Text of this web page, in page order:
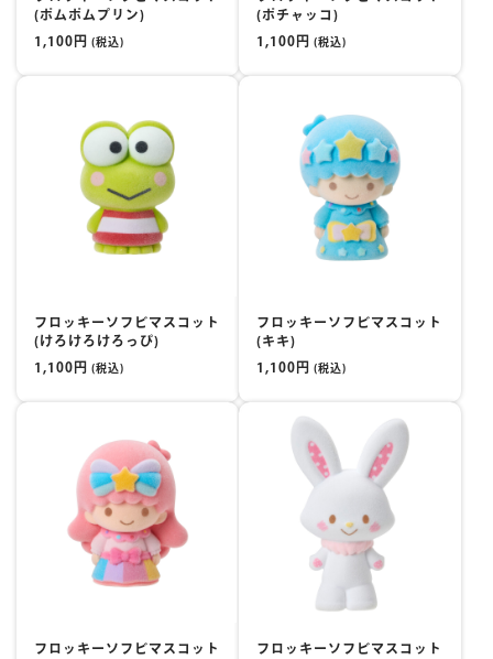
(ポムポムプリン)
1,100円 (税込)
(ポチャッコ)
1,100円 (税込)
フロッキーソフビマスコット
(けろけろけろっぴ)
1,100円 (税込)
フロッキーソフビマスコット
(キキ)
1,100円 (税込)
フロッキーソフビマスコット
フロッキーソフビマスコット